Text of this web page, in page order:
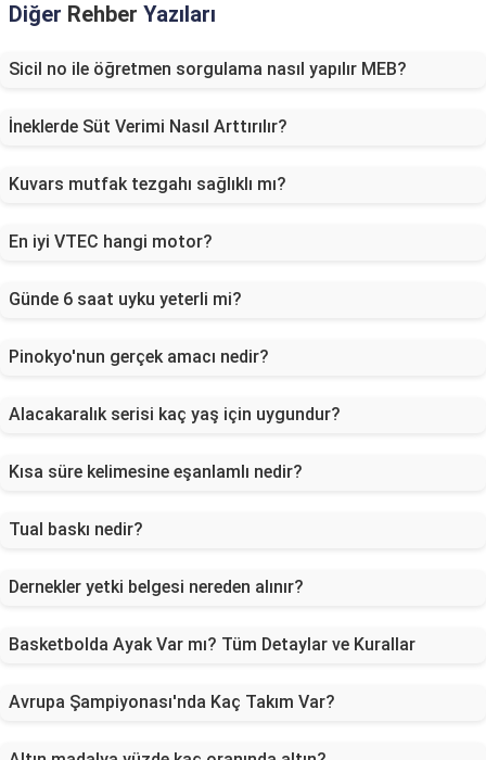
Diğer Rehber Yazıları
Sicil no ile öğretmen sorgulama nasıl yapılır MEB?
İneklerde Süt Verimi Nasıl Arttırılır?
Kuvars mutfak tezgahı sağlıklı mı?
En iyi VTEC hangi motor?
Günde 6 saat uyku yeterli mi?
Pinokyo'nun gerçek amacı nedir?
Alacakaralık serisi kaç yaş için uygundur?
Kısa süre kelimesine eşanlamlı nedir?
Tual baskı nedir?
Dernekler yetki belgesi nereden alınır?
Basketbolda Ayak Var mı? Tüm Detaylar ve Kurallar
Avrupa Şampiyonası'nda Kaç Takım Var?